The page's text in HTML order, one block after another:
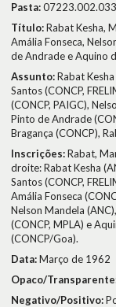
Pasta:07223.002.033
Título:Rabat Kesha,
Amália Fonseca,
de Andrade e Aquino
Assunto:Rabat
Santos (CONCP,
(CONCP, PAIGC),
Pinto de Andrade
Bragança (CONCP),
Inscrições:Rabat,
droite: Rabat Kesha
Santos (CONCP,
Amália Fonseca
Nelson Mandela
(CONCP, MPLA) e
(CONCP/Goa).
Data:Março de 1962
Opaco/
Negativo/Positivo: